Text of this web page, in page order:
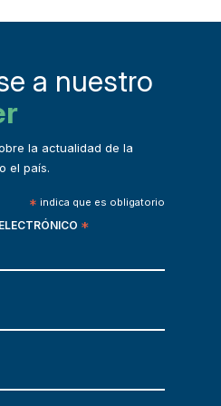
a nuestro
la actualidad de la
el país.
* indica que es obligatorio
*